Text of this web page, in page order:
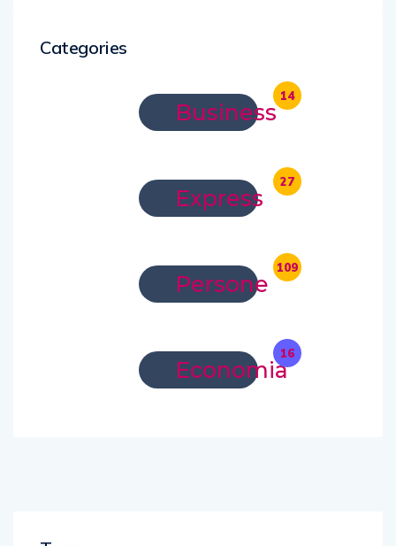
Categories
Business
14
Express
27
Persone
109
Economia
16